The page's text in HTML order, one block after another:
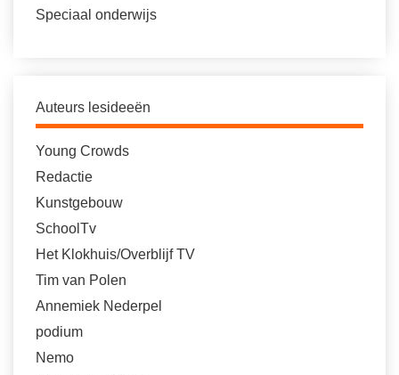
Speciaal onderwijs
Auteurs lesideeën
Young Crowds
Redactie
Kunstgebouw
SchoolTv
Het Klokhuis/Overblijf TV
Tim van Polen
Annemiek Nederpel
podium
Nemo